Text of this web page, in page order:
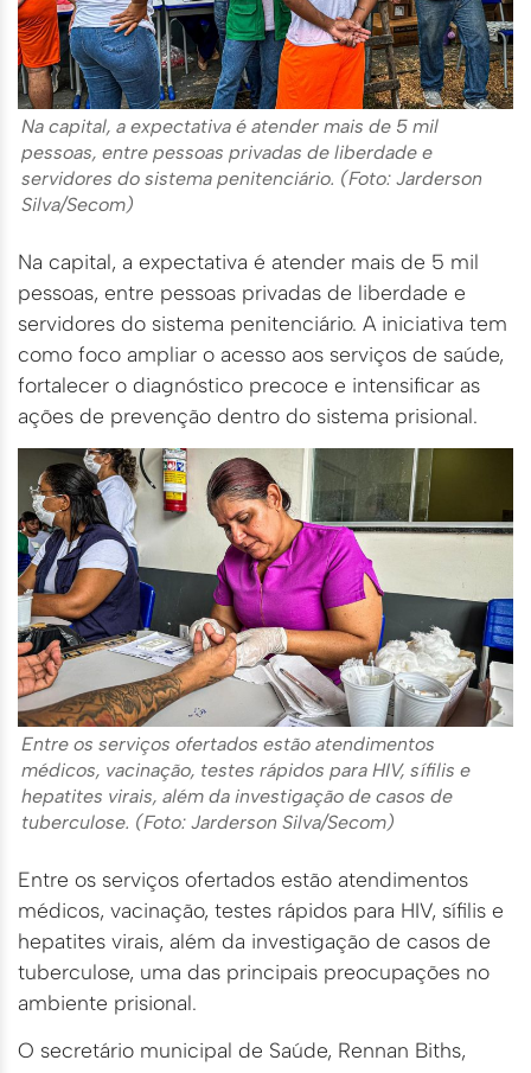
Na capital, a expectativa é atender mais de 5 mil
pessoas, entre pessoas privadas de liberdade e
servidores do sistema penitenciário. (Foto: Jarderson
Silva/Secom)
Na capital, a expectativa é atender mais de 5 mil
pessoas, entre pessoas privadas de liberdade e
servidores do sistema penitenciário. A iniciativa tem
como foco ampliar o acesso aos serviços de saúde,
fortalecer o diagnóstico precoce e intensificar as
ações de prevenção dentro do sistema prisional.
Entre os serviços ofertados estão atendimentos
médicos, vacinação, testes rápidos para HIV, sífilis e
hepatites virais, além da investigação de casos de
tuberculose. (Foto: Jarderson Silva/Secom)
Entre os serviços ofertados estão atendimentos
médicos, vacinação, testes rápidos para HIV, sífilis e
hepatites virais, além da investigação de casos de
tuberculose, uma das principais preocupações no
ambiente prisional.
O secretário municipal de Saúde, Rennan Biths,